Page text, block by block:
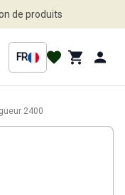
de produits
FR
2400